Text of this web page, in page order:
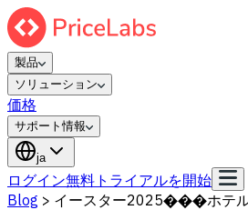
製品
ソリューション
価格
サポート情報
ja
ログイン無料トライアルを開始
Blog > イースター2025���ホテル